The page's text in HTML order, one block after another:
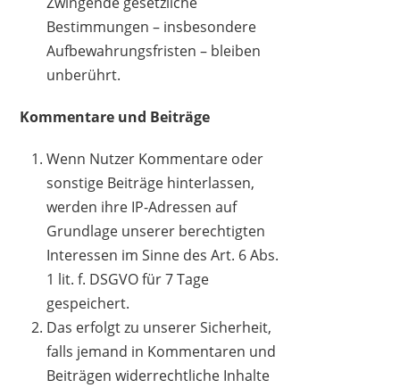
Bestimmungen – insbesondere
Aufbewahrungsfristen – bleiben
unberührt.
Kommentare und Beiträge
Wenn Nutzer Kommentare oder
sonstige Beiträge hinterlassen,
werden ihre IP-Adressen auf
Grundlage unserer berechtigten
Interessen im Sinne des Art. 6 Abs.
1 lit. f. DSGVO für 7 Tage
gespeichert.
Das erfolgt zu unserer Sicherheit,
falls jemand in Kommentaren und
Beiträgen widerrechtliche Inhalte